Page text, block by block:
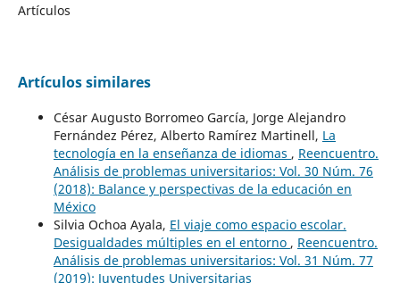
Artículos
Artículos similares
César Augusto Borromeo García, Jorge Alejandro
Fernández Pérez, Alberto Ramírez Martinell, La
tecnología en la enseñanza de idiomas , Reencuentro.
Análisis de problemas universitarios: Vol. 30 Núm. 76
(2018): Balance y perspectivas de la educación en
México
Silvia Ochoa Ayala, El viaje como espacio escolar.
Desigualdades múltiples en el entorno , Reencuentro.
Análisis de problemas universitarios: Vol. 31 Núm. 77
(2019): Juventudes Universitarias